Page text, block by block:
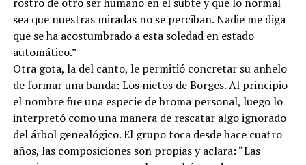
sea que nuestras miradas no se perciban. Nadie me diga
que se ha acostumbrado a esta soledad en estado
automático.”
Otra gota, la del canto, le permitió concretar su anhelo
de formar una banda: Los nietos de Borges. Al principio
el nombre fue una especie de broma personal, luego lo
interpretó como una manera de rescatar algo ignorado
del árbol genealógico. El grupo toca desde hace cuatro
años, las composiciones son propias y aclara: “Las